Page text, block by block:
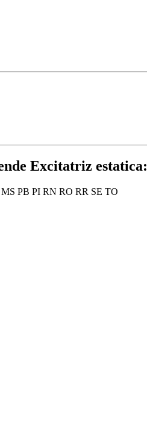
Excitatriz estatica:
MS PB PI RN RO RR SE TO